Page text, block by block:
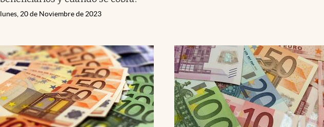
lunes, 20 de Noviembre de 2023